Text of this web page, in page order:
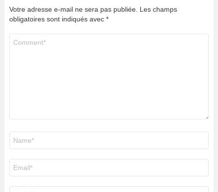
Votre adresse e-mail ne sera pas publiée. Les champs
obligatoires sont indiqués avec *
mail
*